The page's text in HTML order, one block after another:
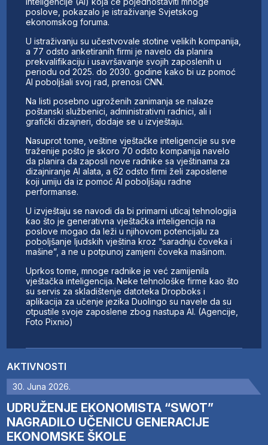
SWOT INTERVJU
KONTAKT
AKTIVNOSTI
30. Juna 2026.
UDRUŽENJE EKONOMISTA “SWOT”
NAGRADILO UČENICU GENERACIJE
EKONOMSKE ŠKOLE
poslove, pokazalo je istraživanje Svjetskog
ekonomskog foruma.
U istraživanju su učestvovale stotine velikih kompanija,
a 77 odsto anketiranih firmi je navelo da planira
prekvalifikaciju i usavršavanje svojih zaposlenih u
periodu od 2025. do 2030. godine kako bi uz pomoć
AI poboljšali svoj rad, prenosi CNN.
Na listi posebno ugroženih zanimanja se nalaze
poštanski službenici, administrativni radnici, ali i
grafički dizajneri, dodaje se u izvještaju.
Nasuprot tome, veštine vještačke inteligencije su sve
traženije pošto je skoro 70 odsto kompanija navelo
da planira da zaposli nove radnike sa vještinama za
dizajniranje AI alata, a 62 odsto firmi želi zaposlene
koji umiju da iz pomoć AI poboljšaju radne
performanse.
U izvještaju se navodi da bi primarni uticaj tehnologija
kao što je generativna vještačka inteligencija na
poslove mogao da leži u njihovom potencijalu za
poboljšanje ljudskih vještina kroz “saradnju čoveka i
mašine”, a ne u potpunoj zamjeni čoveka mašinom.
Uprkos tome, mnoge radnike je već zamijenila
vještačka inteligencija. Neke tehnološke firme kao što
su servis za skladištenje datoteka Dropboks i
aplikacija za učenje jezika Duolingo su navele da su
otpustile svoje zaposlene zbog nastupa AI. (Agencije,
Foto Pixnio)